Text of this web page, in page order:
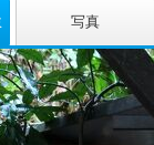
写真